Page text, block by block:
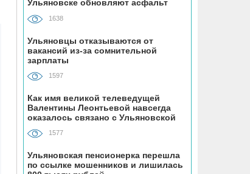
устанавливают «умные» тренажёры с
QR-кодами
06.08, 16:22
В Ульяновске на месяц перекрыли
участок улицы Ефремова
06.08, 15:59
На здании травмпункта в Ульяновске
появилась мемориальная доска в
честь Рылеева
Ульяновске обновляют асфальт
1638
Ульяновцы отказываются от
вакансий из-за сомнительной
зарплаты
1597
Как имя великой телеведущей
Валентины Леонтьевой навсегда
оказалось связано с Ульяновской
областью
1577
Ульяновская пенсионерка перешла
по ссылке мошенников и лишилась